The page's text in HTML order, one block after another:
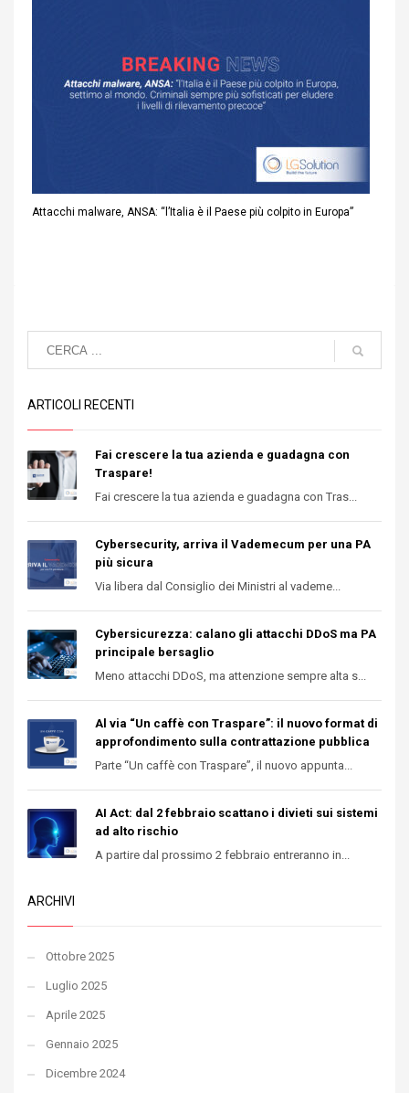
Attacchi malware, ANSA: “l’Italia è il Paese più colpito in Europa”
ARTICOLI RECENTI
Fai crescere la tua azienda e guadagna con
Traspare!
Fai crescere la tua azienda e guadagna con Tras...
Cybersecurity, arriva il Vademecum per una PA
più sicura
Via libera dal Consiglio dei Ministri al vademe...
Cybersicurezza: calano gli attacchi DDoS ma PA
principale bersaglio
Meno attacchi DDoS, ma attenzione sempre alta s...
Al via “Un caffè con Traspare”: il nuovo format di
approfondimento sulla contrattazione pubblica
Parte “Un caffè con Traspare”, il nuovo appunta...
AI Act: dal 2 febbraio scattano i divieti sui sistemi
ad alto rischio
A partire dal prossimo 2 febbraio entreranno in...
ARCHIVI
Ottobre 2025
Luglio 2025
Aprile 2025
Gennaio 2025
Dicembre 2024